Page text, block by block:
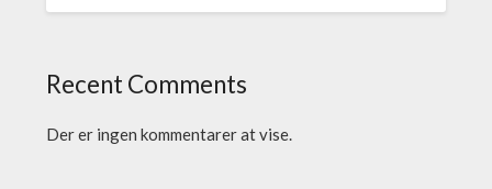
Recent Comments
Der er ingen kommentarer at vise.